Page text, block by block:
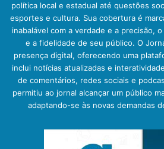
política local e estadual até questões
esportes e cultura. Sua cobertura é
inabalável com a verdade e a precisão,
e a fidelidade de seu público. O
presença digital, oferecendo uma
inclui notícias atualizadas e
de comentários, redes sociais e
permitiu ao jornal alcançar um público
adaptando-se às novas demandas